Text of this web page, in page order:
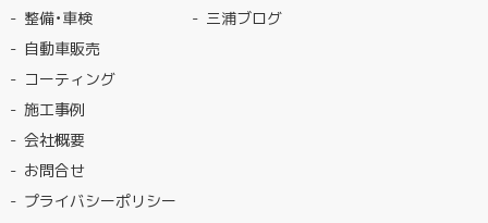
整備・車検
自動車販売
コーティング
施工事例
会社概要
お問合せ
プライバシーポリシー
三浦ブログ